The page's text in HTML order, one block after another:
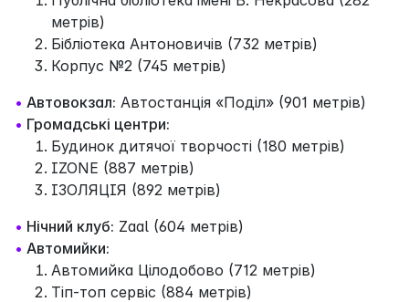
метрів)
Бібліотека Антоновичів (732 метрів)
Корпус №2 (745 метрів)
• Автовокзал: Автостанція «Поділ» (901 метрів)
• Громадські центри:
Будинок дитячої творчості (180 метрів)
IZONE (887 метрів)
IЗОЛЯЦIЯ (892 метрів)
• Нічний клуб: Zaal (604 метрів)
• Автомийки:
Автомийка Цілодобово (712 метрів)
Тіп-топ сервіс (884 метрів)